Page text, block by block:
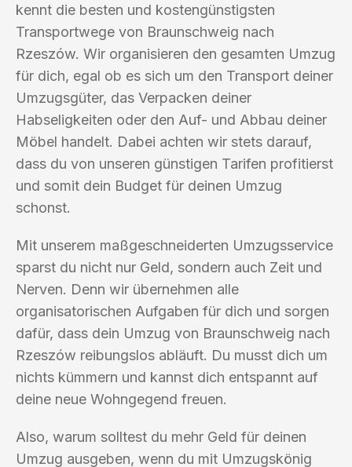
kennt die besten und kostengünstigsten
Transportwege von Braunschweig nach
Rzeszów. Wir organisieren den gesamten Umzug
für dich, egal ob es sich um den Transport deiner
Umzugsgüter, das Verpacken deiner
Habseligkeiten oder den Auf- und Abbau deiner
Möbel handelt. Dabei achten wir stets darauf,
dass du von unseren günstigen Tarifen profitierst
und somit dein Budget für deinen Umzug
schonst.
Mit unserem maßgeschneiderten Umzugsservice
sparst du nicht nur Geld, sondern auch Zeit und
Nerven. Denn wir übernehmen alle
organisatorischen Aufgaben für dich und sorgen
dafür, dass dein Umzug von Braunschweig nach
Rzeszów reibungslos abläuft. Du musst dich um
nichts kümmern und kannst dich entspannt auf
deine neue Wohngegend freuen.
Also, warum solltest du mehr Geld für deinen
Umzug ausgeben, wenn du mit Umzugskönig